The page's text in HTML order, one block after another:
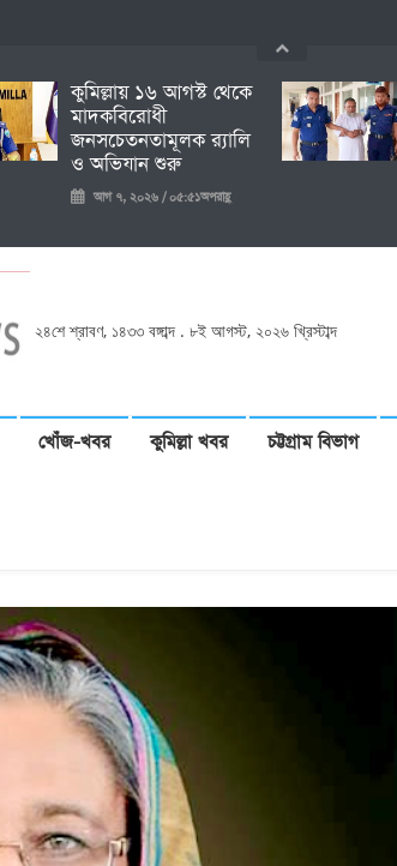
কুমিল্লায় ১৬ আগস্ট থেকে
মাদকবিরোধী
জনসচেতনতামূলক র‍্যালি
ও অভিযান শুরু
আগ ৭, ২০২৬ / ০৫:৫১অপরাহ্ণ
২৪শে শ্রাবণ, ১৪৩৩ বঙ্গাব্দ . ৮ই আগস্ট, ২০২৬ খ্রিস্টাব্দ
খোঁজ-খবর কুমিল্লা খবর চট্টগ্রাম বিভাগ